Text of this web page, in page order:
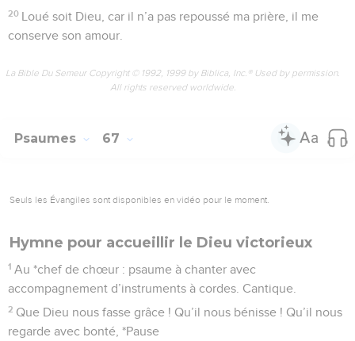
20 Loué soit Dieu, car il n’a pas repoussé ma prière, il me
conserve son amour.
La Bible Du Semeur Copyright © 1992, 1999 by Biblica, Inc.® Used by permission.
All rights reserved worldwide.
Psaumes 67
Seuls les Évangiles sont disponibles en vidéo pour le moment.
Hymne pour accueillir le Dieu victorieux
1 Au *chef de chœur : psaume à chanter avec
accompagnement d’instruments à cordes. Cantique.
2 Que Dieu nous fasse grâce ! Qu’il nous bénisse ! Qu’il nous
regarde avec bonté, *Pause